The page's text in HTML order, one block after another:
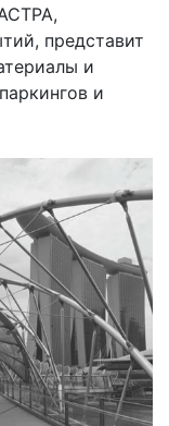
представит
и
и